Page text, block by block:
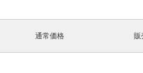
通常価格 販